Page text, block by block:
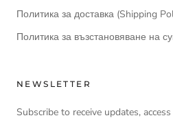
Политика за доставка (Shipping
Политика за възстановяване на
NEWSLETTER
Subscribe to receive updates,